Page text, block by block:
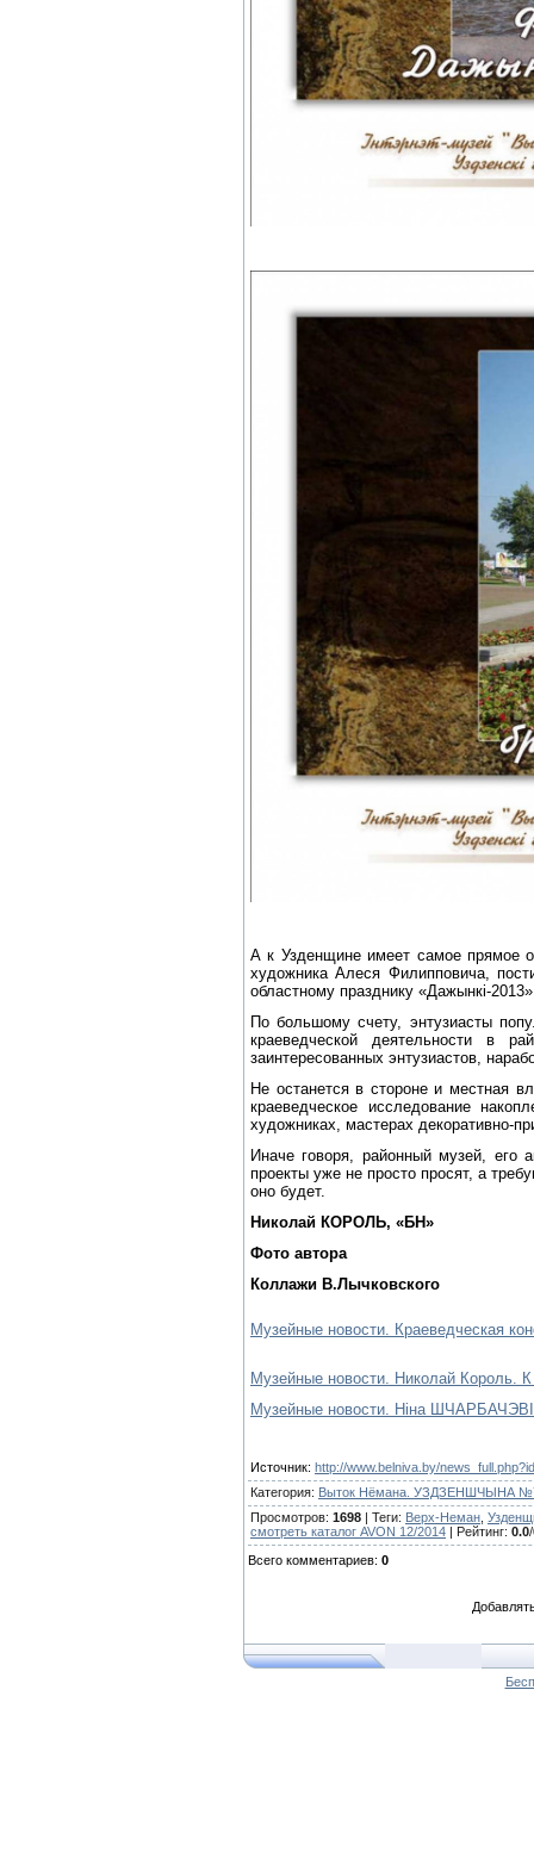
А к Узденщине имеет самое прямое
художника Алеся Филипповича,
областному празднику «Дажынкі-
По большому счету, энтузиасты
краеведческой деятельности в
заинтересованных энтузиастов,
Не останется в стороне и местная
краеведческое исследование
художниках, мастерах декоративно-
Иначе говоря, районный музей, его
проекты уже не просто просят, а
оно будет.
Николай КОРОЛЬ, «БН»
Фото автора
Коллажи В.Лычковского
Музейные новости.
Музейные новости. Николай Король. К
Музейные новости. Ніна
Источник: http://www.belniva.by/
Категория: Выток Нёмана. УЗДЗЕНШЧЫНА №7
Просмотров: 1698 | Теги: Верх-Неман
смотреть каталог AVON 12/2014 | Рейтинг: 0.0/
Всего комментариев: 0